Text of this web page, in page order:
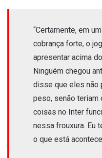
“Certamente, em
cobrança forte, o
apresentar acima
Ninguém chegou
disse que eles não
peso, senão teriam
coisas no Inter
nessa frouxura. Eu
o que está